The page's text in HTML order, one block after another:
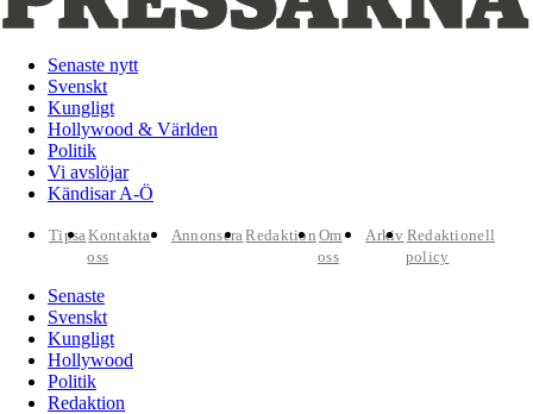
Senaste nytt
Svenskt
Kungligt
Hollywood & Världen
Politik
Vi avslöjar
Kändisar A-Ö
TipsaKontakta
oss
AnnonseraRedaktion Om
oss
Arkiv Redaktionell
policy
Senaste
Svenskt
Kungligt
Hollywood
Politik
Redaktion